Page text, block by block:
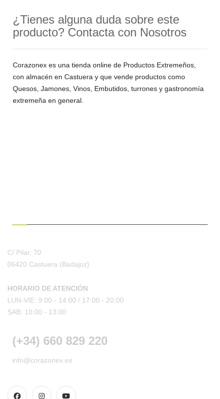
¿Tienes alguna duda sobre este
producto? Contacta con Nosotros
Corazonex es una tienda online de Productos Extremeños,
con almacén en Castuera y que vende productos como
Quesos, Jamones, Vinos, Embutidos, turrones y gastronomía
extremeña en general.
C/ Pilar, 70
06420 Castuera (Badajoz)
HORARIO DE ATENCIÓN
LUN-VIE: 9:00 - 14:00 / 17:00 - 20:00
SAB: 10:00 - 13:00
(+34) 660 829 220
info@corazonex.es